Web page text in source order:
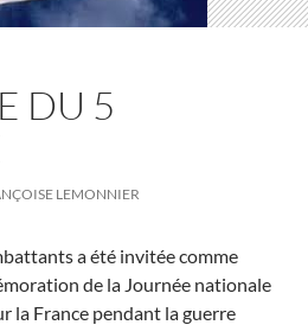
DU 5
LEMONNIER
a été invitée comme
de la Journée nationale
la France pendant la guerre